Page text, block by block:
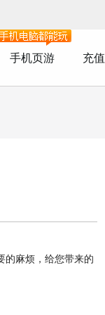
手机页游 充值
麻烦，给您带来的